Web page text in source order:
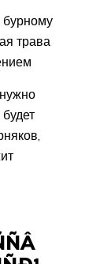
бурному
трава